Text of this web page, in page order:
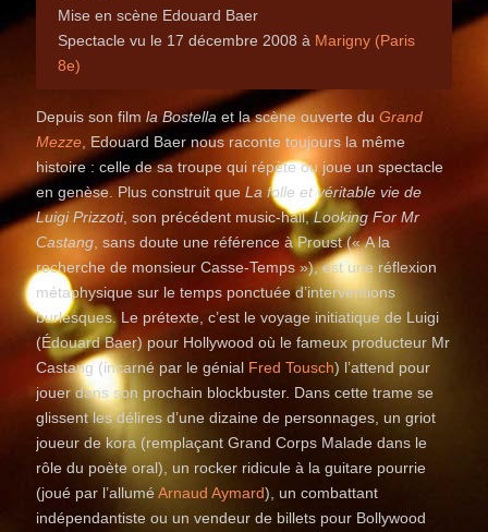
Mise en scène Edouard Baer
Spectacle vu le 17 décembre 2008 à Marigny (Paris
8e)
Depuis son filmla Bostella et la scène ouverte duGrand
Mezze , Edouard Baer nous raconte toujours la même
histoire : celle de sa troupe qui répète ou joue un spectacle
en genèse. Plus construit queLa folle et véritable vie de
Luigi Prizzoti, son précédent music-hall,Looking For Mr
Castang , sans doute une référence à Proust (« A la
recherche de monsieur Casse-Temps »), est une réflexion
métaphysique sur le temps ponctuée d’interventions
burlesques. Le prétexte, c’est le voyage initiatique de Luigi
(Édouard Baer) pour Hollywood où le fameux producteur Mr
Castang (incarné par le génial Fred Tousch) l’attend pour
jouer dans son prochain blockbuster. Dans cette trame se
glissent les délires d’une dizaine de personnages, un griot
joueur de kora (remplaçant Grand Corps Malade dans le
rôle du poète oral), un rocker ridicule à la guitare pourrie
(joué par l’alluméArnaud Aymard), un combattant
indépendantiste ou un vendeur de billets pour Bollywood